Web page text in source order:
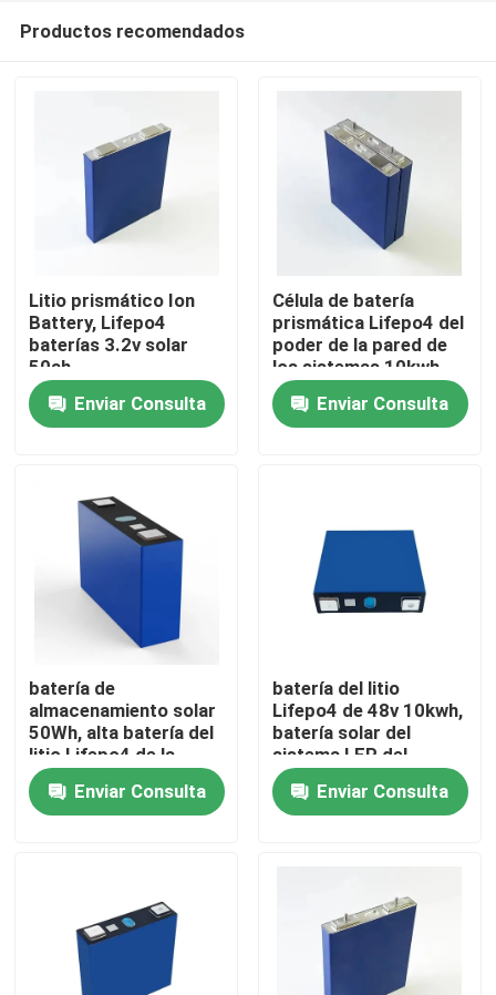
Inicio
Productos
Sobre nosotros
Visita a la fábrica
Control de Calidad
Contacto
noticias
almacenamiento de la batería del hogar
Sistemas de almacenamiento de baterías
Productos recomendados
Litio prismático Ion
Battery, Lifepo4
baterías 3.2v solar
50ah
Enviar Consulta
Célula de batería
prismática Lifepo4 del
poder de la pared de
los sistemas 10kwh
del hogar solar 32v
48v 300ahEnviar Consulta
batería de
almacenamiento solar
50Wh, alta batería del
litio Lifepo4 de la
eficacia de la
descargaEnviar Consulta
batería del litio
Lifepo4 de 48v 10kwh,
batería solar del
sistema LFP del
almacenamiento
Enviar Consulta